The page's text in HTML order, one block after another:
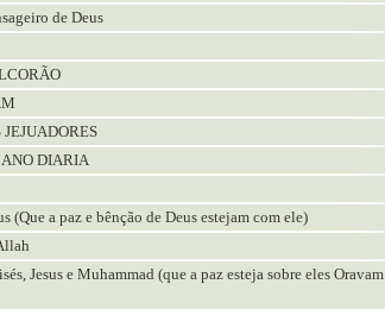
de Deus
DIARIA
(Que a paz e bênção de Deus estejam com ele)
Jesus e Muhammad (que a paz esteja sobre eles Oravam